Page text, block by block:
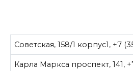
Советская, 158/1 корпус1, +7
Карла Маркса проспект, 141,